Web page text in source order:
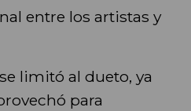
entre los artistas y
limitó al dueto, ya
para